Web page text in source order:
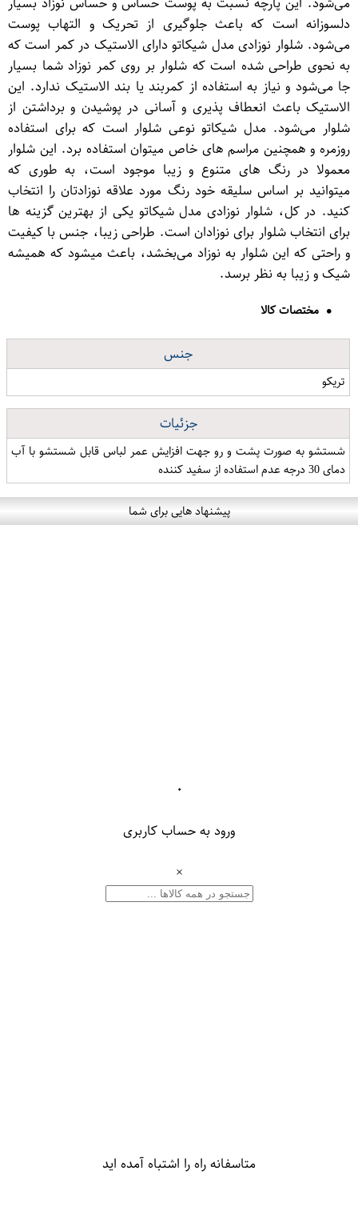
دلسوزانه است که باعث جلوگیری از تحریک و التهاب پوست
می‌شود. شلوار نوزادی مدل شیکاتو دارای الاستیک در کمر است که
به نحوی طراحی شده است که شلوار بر روی کمر نوزاد شما بسیار
جا می‌شود و نیاز به استفاده از کمربند یا بند الاستیک ندارد. این
الاستیک باعث انعطاف پذیری و آسانی در پوشیدن و برداشتن از
شلوار می‌شود. مدل شیکاتو نوعی شلوار است که برای استفاده
روزمره و همچنین مراسم های خاص میتوان استفاده برد. این شلوار
معمولا در رنگ های متنوع و زیبا موجود است، به طوری که
میتوانید بر اساس سلیقه خود رنگ مورد علاقه نوزادتان را انتخاب
کنید. در کل، شلوار نوزادی مدل شیکاتو یکی از بهترین گزینه ها
برای انتخاب شلوار برای نوزادان است. طراحی زیبا، جنس با کیفیت
و راحتی که این شلوار به نوزاد می‌بخشد، باعث میشود که همیشه
شیک و زیبا به نظر برسد.
مختصات کالا
جنس
تریکو
جزئیات
شستشو به صورت پشت و رو جهت افزایش عمر لباس قابل شستشو با آب
دمای 30 درجه عدم استفاده از سفید کننده
پیشنهاد هایی برای شما
۰
ورود به حساب کاربری
×
متاسفانه راه را اشتباه آمده اید